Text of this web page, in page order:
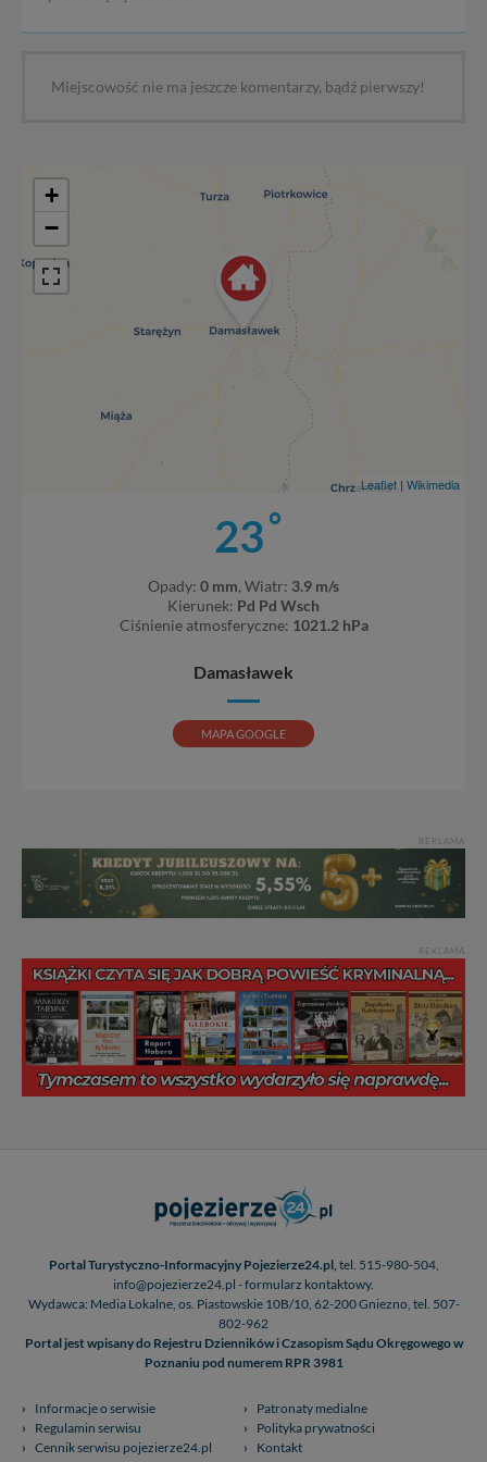
Miejscowość nie ma jeszcze komentarzy, bądź pierwszy!
+
−
Leaflet | Wikimedia
23°
Opady: 0 mm, Wiatr: 3.9 m/s
Kierunek: Pd Pd Wsch
Ciśnienie atmosferyczne: 1021.2 hPa
Damasławek
MAPA GOOGLE
REKLAMA
REKLAMA
Portal Turystyczno-Informacyjny Pojezierze24.pl, tel. 515-980-504,
info@pojezierze24.pl - formularz kontaktowy.
Wydawca: Media Lokalne, os. Piastowskie 10B/10, 62-200 Gniezno, tel. 507-
802-962
Portal jest wpisany do Rejestru Dzienników i Czasopism Sądu Okręgowego w
Poznaniu pod numerem RPR 3981
Informacje o serwisie
Patronaty medialne
Regulamin serwisu
Polityka prywatności
Cennik serwisu pojezierze24.pl
Kontakt
trzecim. Wyjątkiem jest sytuacja, gdy przekazanie
danych z formularza kontaktowego, przekazanie danych
w przypadku rezerwacji usług typu: nocleg, czartery,
Administratorem Twoich danych jest firma: Media
Lokalne Karol Soberski, z siedzibą w Gnieźnie, na os.
Piastowskim 10B/10. Możesz z nami skontaktować się
za pośrednictwem tej
strony
W każdej chwili możesz: zażądać dostępu do swoich
danych, zażądać ich poprawienia lub usunięcia,
zabronić ich przetwarzania. Pamiętaj jednak, że nie
zawsze jest możliwe techniczne zrealizowanie Twoich
praw w odniesieniu do informacji zawartych w plikach
cookies. Twoja przeglądarka umożliwia Ci skasowanie
tych plików - w pewnych przypadkach nie możemy tego
zrobić za Ciebie.
Dziękujemy.
Pojezierze Gnieźnieńskie - na weekend, wycieczkę,